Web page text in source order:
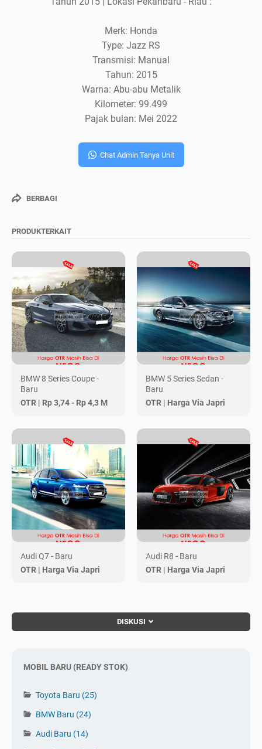
Merk: Honda
Type: Jazz RS
Transmisi: Manual
Tahun: 2015
Warna: Abu-abu Metalik
Kilometer: 99.499
Pajak bulan: Mei 2022
Chat Admin Tanya Unit
BERBAGI
PRODUKTERKAIT
BMW 8 Series Coupe -
Baru
OTR | Rp 3,74 - Rp 4,3 M
BMW 5 Series Sedan -
Baru
OTR | Harga Via Japri
Audi Q7 - Baru
OTR | Harga Via Japri
Audi R8 - Baru
OTR | Harga Via Japri
DISKUSI
MOBIL BARU (READY STOK)
Toyota Baru (25)
BMW Baru (24)
Audi Baru (14)